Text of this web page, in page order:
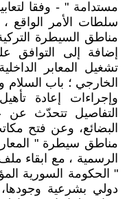
سلطات الأمر الواقع ،
مناطق السيطرة
إضافة إلى التوافق
تشغيل المعابر
الخارجي ؛ باب
وإجراءات إعادة
التفاصيل تتحدّث عن
البضائع، وعن فتح
مناطق سيطرة "
الرسمية ، مع ابقاء
" الحكومة السورية
دولي بشرعية